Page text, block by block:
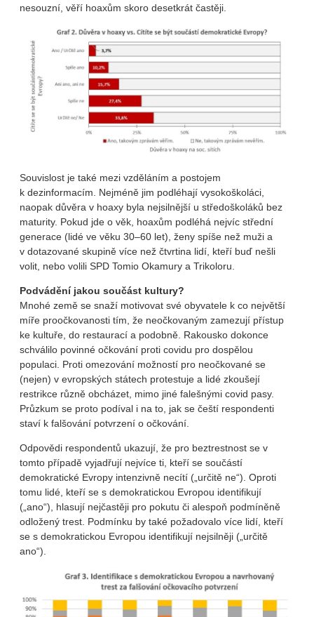
nesouzní, věří hoaxům skoro desetkrát častěji.
Souvislost je také mezi vzděláním a postojem
k dezinformacím. Nejméně jim podléhají vysokoškoláci,
naopak důvěra v hoaxy byla nejsilnější u středoškoláků bez
maturity. Pokud jde o věk, hoaxům podléhá nejvíc střední
generace (lidé ve věku 30–60 let), ženy spíše než muži a
v dotazované skupině více než čtvrtina lidí, kteří buď nešli
volit, nebo volili SPD Tomio Okamury a Trikoloru.
Podvádění jakou součást kultury?
Mnohé země se snaží motivovat své obyvatele k co největší
míře proočkovanosti tím, že neočkovaným zamezují přístup
ke kultuře, do restaurací a podobně. Rakousko dokonce
schválilo povinné očkování proti covidu pro dospělou
populaci. Proti omezování možností pro neočkované se
(nejen) v evropských státech protestuje a lidé zkoušejí
restrikce různě obcházet, mimo jiné falešnými covid pasy.
Průzkum se proto podíval i na to, jak se čeští respondenti
staví k falšování potvrzení o očkování.
Odpovědi respondentů ukazují, že pro beztrestnost se v
tomto případě vyjadřují nejvíce ti, kteří se součástí
demokratické Evropy intenzivně necítí („určitě ne“). Oproti
tomu lidé, kteří se s demokratickou Evropou identifikují
(„ano“), hlasují nejčastěji pro pokutu či alespoň podmíněně
odložený trest. Podmínku by také požadovalo více lidí, kteří
se s demokratickou Evropou identifikují nejsilněji („určitě
ano“).